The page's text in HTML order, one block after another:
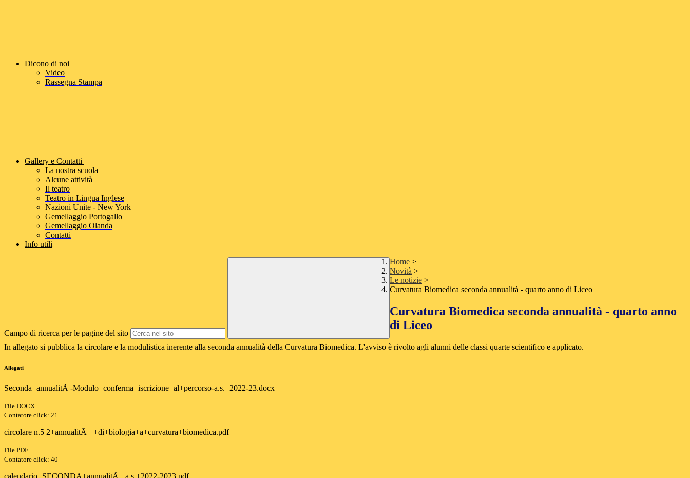
Dicono di noi
Video
Rassegna Stampa
Gallery e Contatti
La nostra scuola
Alcune attività
Il teatro
Teatro in Lingua Inglese
Nazioni Unite - New York
Gemellaggio Portogallo
Gemellaggio Olanda
Contatti
Info utili
Campo di ricerca per le pagine del sito
Home >
Novità >
Le notizie >
Curvatura Biomedica seconda annualità - quarto anno di Liceo
Curvatura Biomedica seconda annualità - quarto anno
di Liceo
In allegato si pubblica la circolare e la modulistica inerente alla seconda annualità della Curvatura Biomedica. L'avviso è rivolto agli alunni delle classi quarte scientifico e applicato.
Allegati
Seconda+annualitÃ -Modulo+conferma+iscrizione+al+percorso-a.s.+2022-23.docx
File DOCX
Contatore click: 21
circolare n.5 2+annualitÃ ++di+biologia+a+curvatura+biomedica.pdf
File PDF
Contatore click: 40
calendario+SECONDA+annualitÃ +a.s.+2022-2023.pdf